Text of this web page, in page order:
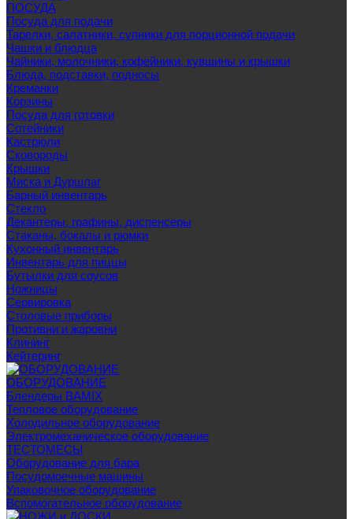
ПОСУДА
Посуда для подачи
Тарелки, салатники, супники для порционной подачи
Чашки и блюдца
Чайники, молочники, кофейники, кувшины и крышки
Блюда, подставки, подносы
Креманки
Корзины
Посуда для готовки
Сотейники
Кастрюли
Сковороды
Крышки
Миска и Дуршлаг
Барный инвентарь
Стекло
Декантеры, графины, диспенсеры
Стаканы, бокалы и рюмки
Кухонный инвентарь
Инвентарь для пиццы
Бутылки для соусов
Ножницы
Сервировка
Столовые приборы
Противни и жаровни
Клининг
Кейтеринг
ОБОРУДОВАНИЕ
Блендеры BAMIX
Тепловое оборудование
Холодильное оборудование
Электромеханическое оборудование
ТЕСТОМЕСЫ
Оборудование для бара
Посудомоечные машины
Упаковочное оборудование
Вспомогательное оборудование